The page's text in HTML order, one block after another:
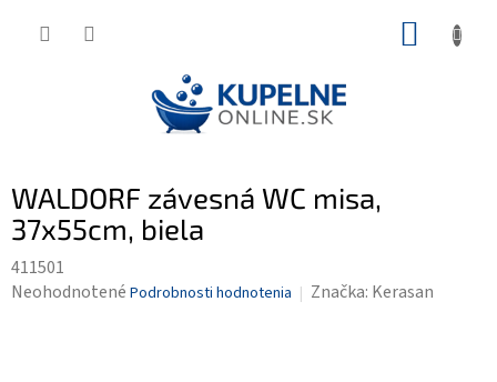
WALDORF závesná WC misa,
37x55cm, biela
411501
Priemerné
Neohodnotené Podrobnosti hodnotenia Značka: Kerasan